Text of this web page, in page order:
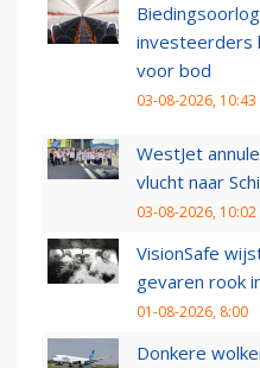
investeerders
voor bod
03-08-2026, 10:43
WestJet
vlucht naar
03-08-2026, 10:02
VisionSafe
gevaren rook
01-08-2026, 8:00
Donkere